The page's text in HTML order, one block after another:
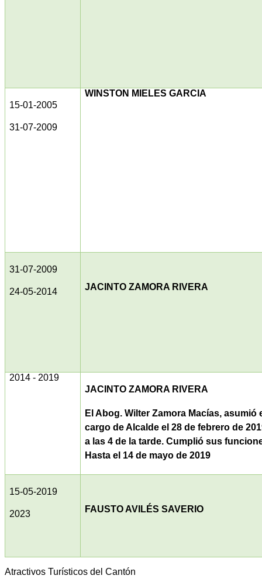
15-01-2005
31-07-2009
WINSTON MIELES GARCIA
31-07-2009
24-05-2014 JACINTO ZAMORA RIVERA
2014 - 2019
JACINTO ZAMORA RIVERA
El Abog. Wilter Zamora Macías, asumió
cargo de Alcalde el 28 de febrero de
a las 4 de la tarde. Cumplió sus
Hasta el 14 de mayo de 2019
15-05-2019
2023 FAUSTO AVILÉS SAVERIO
Atractivos Turísticos del Cantón